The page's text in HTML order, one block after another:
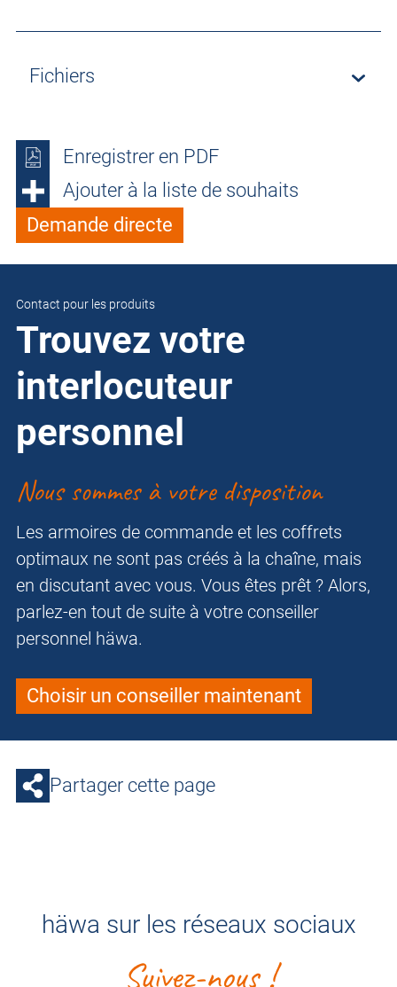
Fichiers
Enregistrer en PDF
Ajouter à la liste de souhaits
Demande directe
Contact pour les produits
Trouvez votre
interlocuteur
personnel
Nous sommes à votre disposition
Les armoires de commande et les coffrets
optimaux ne sont pas créés à la chaîne, mais
en discutant avec vous. Vous êtes prêt ? Alors,
parlez-en tout de suite à votre conseiller
personnel häwa.
Choisir un conseiller maintenant
Partager cette page
häwa sur les réseaux sociaux
Suivez-nous !